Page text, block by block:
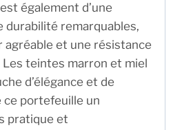
également d’une
durabilité remarquables,
et une résistance
Les teintes marron et miel
d’élégance et de
ce portefeuille un
pratique et